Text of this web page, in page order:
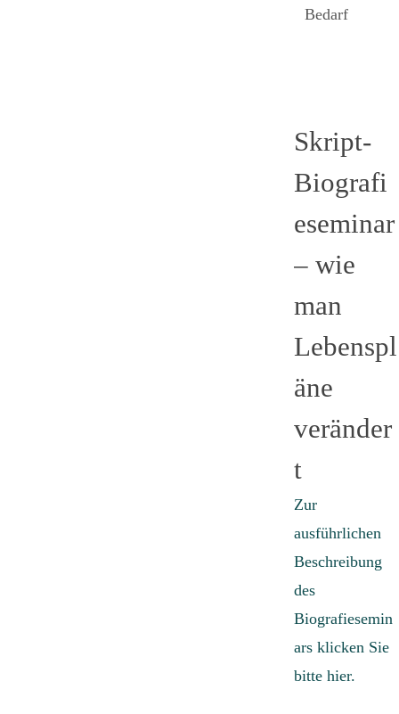
Bedarf
Skript-
Biografi
eseminar
– wie
man
Lebenspl
äne
veränder
t
Zur
ausführlichen
Beschreibung
des
Biografiesemin
ars klicken Sie
bitte hier.